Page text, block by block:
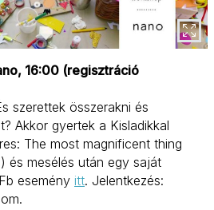
16:00 (regisztráció
szerettek összerakni és
Akkor gyertek a Kisladikkal
The most magnificent thing
és mesélés után egy saját
esemény itt. Jelentkezés: